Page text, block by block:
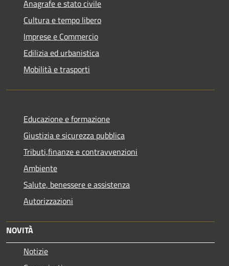
Anagrafe e stato civile
Cultura e tempo libero
Imprese e Commercio
Edilizia ed urbanistica
Mobilità e trasporti
Educazione e formazione
Giustizia e sicurezza pubblica
Tributi,finanze e contravvenzioni
Ambiente
Salute, benessere e assistenza
Autorizzazioni
NOVITÀ
Notizie